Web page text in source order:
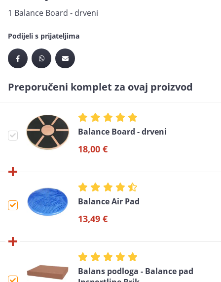
1 Balance Board - drveni
Podijeli s prijateljima
Preporučeni komplet za ovaj proizvod
Balance Board - drveni
18,00 €
Balance Air Pad
13,49 €
Balans podloga - Balance pad